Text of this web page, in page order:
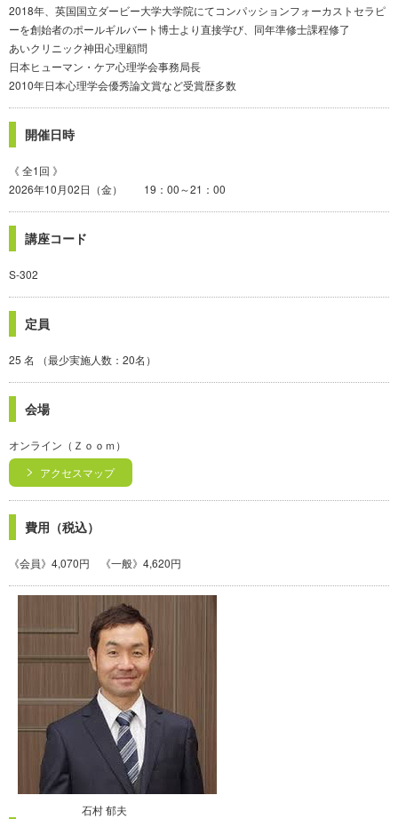
2018年、英国国立ダービー大学大学院にてコンパッションフォーカストセラピ
ーを創始者のポールギルバート博士より直接学び、同年準修士課程修了
あいクリニック神田心理顧問
日本ヒューマン・ケア心理学会事務局長
2010年日本心理学会優秀論文賞など受賞歴多数
開催日時
《 全1回 》
2026年10月02日（金） 19：00～21：00
講座コード
S-302
定員
25 名 （最少実施人数：20名）
会場
オンライン（Ｚｏｏｍ）
アクセスマップ
費用（税込）
《会員》4,070円 《一般》4,620円
石村 郁夫